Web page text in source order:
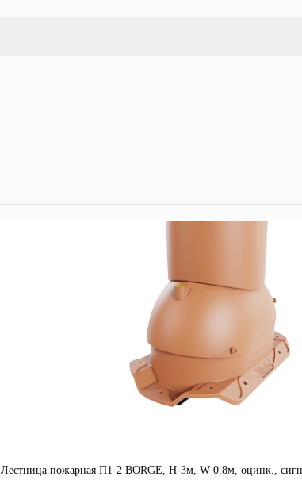
Лестница пожарная П1-2 BORGE, Н-3м, W-0.8м, оцинк.,